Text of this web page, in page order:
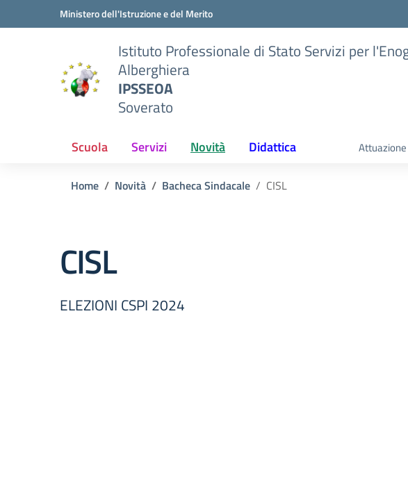
Vai ai contenuti
Vai al menu di navigazioneMinistero dell'Istruzione e del Merito
Istituto Professionale di Stato Servizi per
Alberghiera
IPSSEOA
Soverato
Scuola Servizi Novità Didattica
Home Novità Bacheca Sindacale CISL
CISL
ELEZIONI CSPI 2024